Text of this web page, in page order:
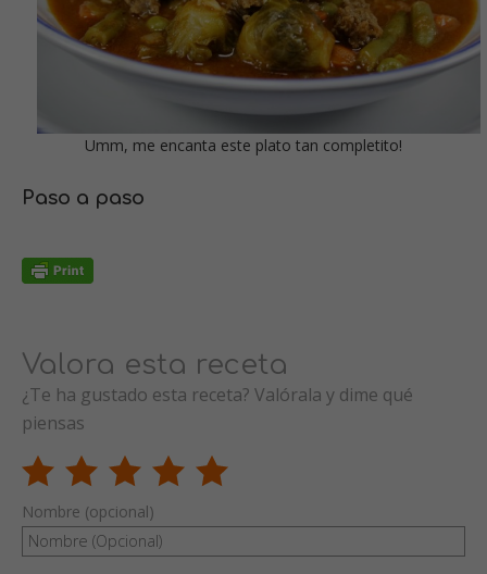
Umm, me encanta este plato tan completito!
Paso a paso
Valora esta receta
¿Te ha gustado esta receta? Valórala y dime qué
piensas
Nombre (opcional)